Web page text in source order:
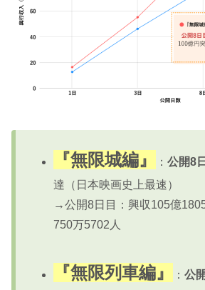
『無限城編』 ：公開8
達（日本映画史上最速）
→公開8日目：興収105億
750万5702人
『無限列車編』 ：公